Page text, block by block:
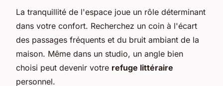
La tranquillité de l'espace joue un rôle déterminant
dans votre confort. Recherchez un coin à l'écart
des passages fréquents et du bruit ambiant de la
maison. Même dans un studio, un angle bien
choisi peut devenir votre refuge littéraire
personnel.